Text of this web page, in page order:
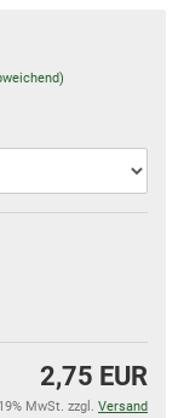
2,75 EUR
MwSt. zzgl. Versand